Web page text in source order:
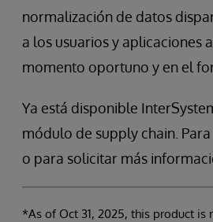
normalización de datos
a los usuarios y aplicaciones
momento oportuno y en el
Ya está disponible
módulo de supply chain.
o para solicitar más
*As of Oct 31, 2025, this product